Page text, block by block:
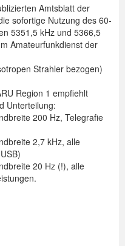
Amtsblatt der
sofortige Nutzung des 60-
5351,5 kHz und 5366,5
Amateurfunkdienst der
Strahler bezogen)
Region 1 empfiehlt
Unterteilung:
200 Hz, Telegrafie
2,7 kHz, alle
20 Hz (!), alle